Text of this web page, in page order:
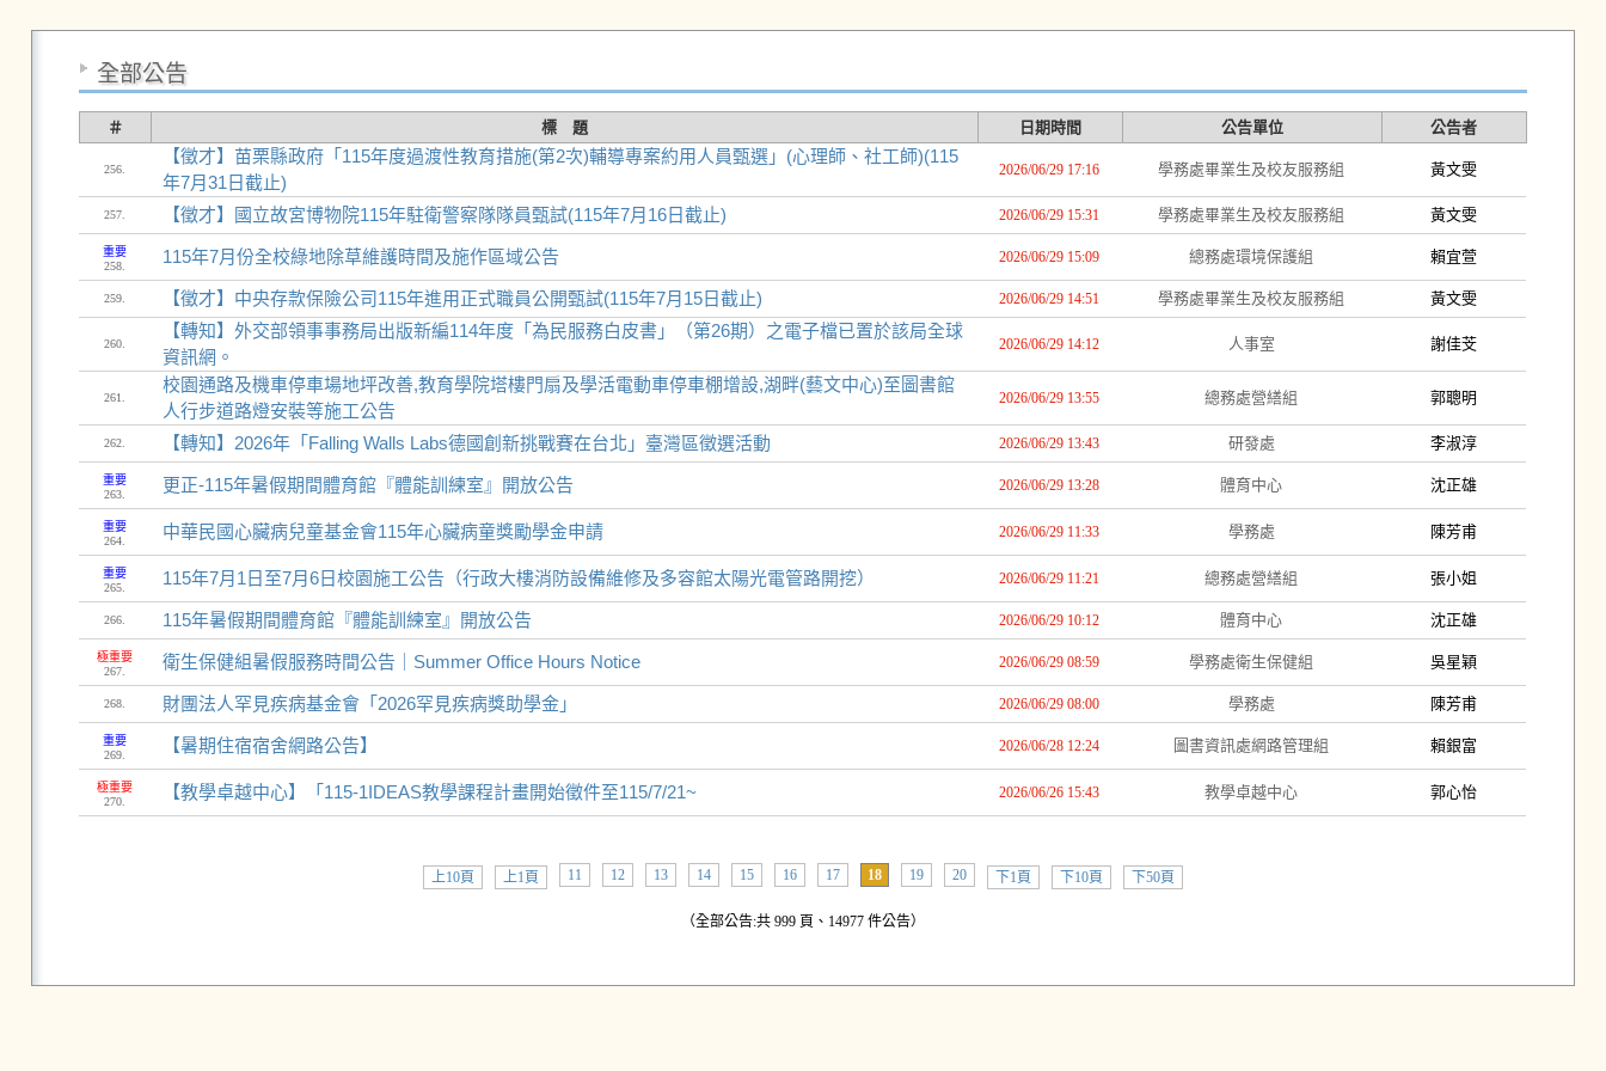
全部公告
＃ 標 題 日期時間 公告單位 公告者
256.
【徵才】苗栗縣政府「115年度過渡性教育措施(第2次)輔導專案約用人員甄選」(心理師、社工師)(115
年7月31日截止)
2026/06/29 17:16 學務處畢業生及校友服務組 黃文雯
257. 【徵才】國立故宮博物院115年駐衛警察隊隊員甄試(115年7月16日截止) 2026/06/29 15:31 學務處畢業生及校友服務組 黃文雯
重要
258.
115年7月份全校綠地除草維護時間及施作區域公告 2026/06/29 15:09 總務處環境保護組 賴宜萱
259. 【徵才】中央存款保險公司115年進用正式職員公開甄試(115年7月15日截止) 2026/06/29 14:51 學務處畢業生及校友服務組 黃文雯
260.
【轉知】外交部領事事務局出版新編114年度「為民服務白皮書」（第26期）之電子檔已置於該局全球
資訊網。
2026/06/29 14:12 人事室 謝佳芠
261.
校園通路及機車停車場地坪改善,教育學院塔樓門扇及學活電動車停車棚增設,湖畔(藝文中心)至圖書館
人行步道路燈安裝等施工公告
2026/06/29 13:55 總務處營繕組 郭聰明
262. 【轉知】2026年「Falling Walls Labs德國創新挑戰賽在台北」臺灣區徵選活動 2026/06/29 13:43 研發處 李淑淳
重要
263.
更正-115年暑假期間體育館『體能訓練室』開放公告 2026/06/29 13:28 體育中心 沈正雄
重要
264.
中華民國心臟病兒童基金會115年心臟病童獎勵學金申請 2026/06/29 11:33 學務處 陳芳甫
重要
265.
115年7月1日至7月6日校園施工公告（行政大樓消防設備維修及多容館太陽光電管路開挖） 2026/06/29 11:21 總務處營繕組 張小姐
266. 115年暑假期間體育館『體能訓練室』開放公告 2026/06/29 10:12 體育中心 沈正雄
極重要
267.
衛生保健組暑假服務時間公告｜Summer Office Hours Notice 2026/06/29 08:59 學務處衛生保健組 吳星穎
268. 財團法人罕見疾病基金會「2026罕見疾病獎助學金」 2026/06/29 08:00 學務處 陳芳甫
重要
269.
【暑期住宿宿舍網路公告】 2026/06/28 12:24 圖書資訊處網路管理組 賴銀富
極重要
270.
【教學卓越中心】「115-1IDEAS教學課程計畫開始徵件至115/7/21~ 2026/06/26 15:43 教學卓越中心 郭心怡
上10頁 上1頁 11 12 13 14 15 16 17 18 19 20 下1頁 下10頁 下50頁
（全部公告:共 999 頁、14977 件公告）